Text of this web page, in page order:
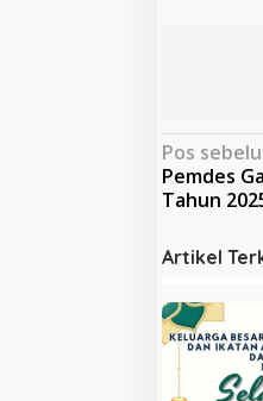
N
a
i
a
s
Pos
Pemdes
Tahun
Artikel